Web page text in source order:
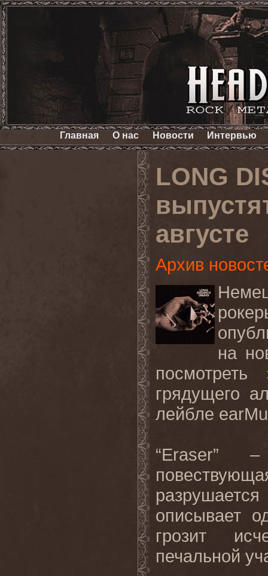
Главная О нас Новости Интервью
LONG
августе
Архив
на
посмотреть
грядущего
лейбле
“Eraser” –
описывает
грозит
печальной